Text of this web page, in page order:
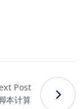
Post
本计算